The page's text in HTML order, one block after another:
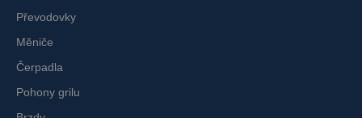
Převodovky
Měniče
Čerpadla
Pohony grilu